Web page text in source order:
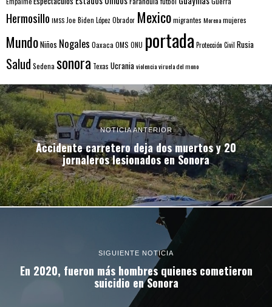
Hermosillo IMSS Joe Biden López Obrador Mexicomigrantes Morenamujeres
MundoNiños Nogales Oaxaca OMS ONU portada Protección Civil Rusia
Salud Sedena sonora Texas Ucraniaviolenciaviruela del mono
NOTICIA ANTERIOR
Accidente carretero deja dos muertos y 20
jornaleros lesionados en Sonora
SIGUIENTE NOTICIA
En 2020, fueron más hombres quienes cometieron
suicidio en Sonora